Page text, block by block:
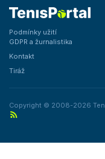
Podmínky užití
GDPR a žurnalistika
Kontakt
Tiráž
Copyright © 2008-2026